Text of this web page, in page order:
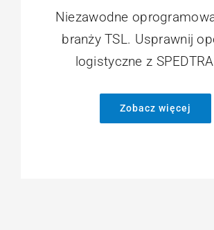
Niezawodne
branży TSL. Usprawnij
logistyczne z
Zobacz więcej